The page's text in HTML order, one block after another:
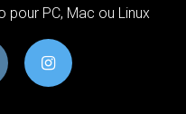
pour PC, Mac ou Linux